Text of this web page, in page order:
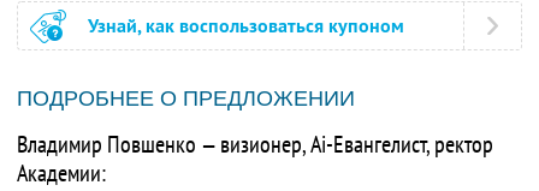
Узнай, как воспользоваться купоном
ПОДРОБНЕЕ О ПРЕДЛОЖЕНИИ
Владимир Повшенко — визионер, Ai-Евангелист, ректор
Академии: